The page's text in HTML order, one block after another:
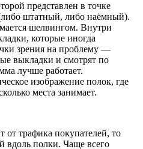
представлен в точке
штатный, либо наёмный).
шелвингом. Внутри
которые иногда
зрения на проблему —
выкладки и смотрят по
лучше работает.
изображение полок, где
места занимает.
от трафика покупателей, то
вдоль полки. Чаще всего